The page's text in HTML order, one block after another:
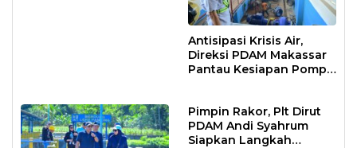
Antisipasi Krisis Air,
Direksi PDAM Makassar
Pantau Kesiapan Pompa
Pimpin Rakor, Plt Dirut
PDAM Andi Syahrum
Siapkan Langkah